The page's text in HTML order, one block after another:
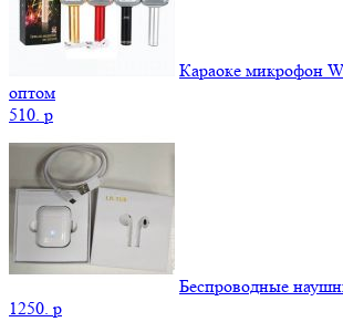
Караоке микрофон
оптом
510. p
Беспроводные
1250. p